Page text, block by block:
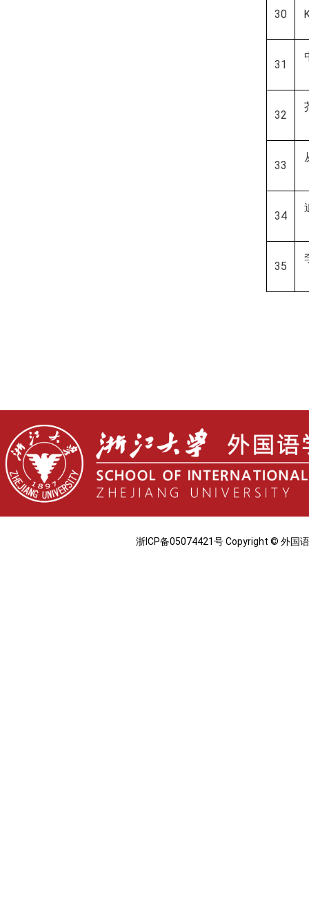
30
31
32
33
34
35
浙ICP备05074421号 Copyright © 外国